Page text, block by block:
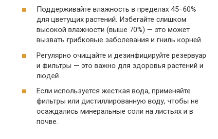
Поддерживайте влажность в пределах 45–60%
для цветущих растений. Избегайте слишком
высокой влажности (выше 70%) — это может
вызвать грибковые заболевания и гниль корней.
Регулярно очищайте и дезинфицируйте резервуар
и фильтры — это важно для здоровья растений и
людей.
Если используется жесткая вода, применяйте
фильтры или дистиллированную воду, чтобы не
осаждались минеральные соли на листьях и в
почве.